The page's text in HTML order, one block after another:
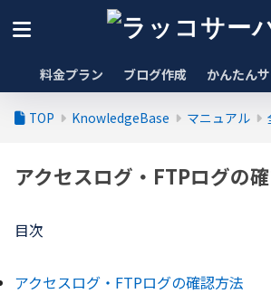
料金プラン ブログ作成 かんたん
TOP KnowledgeBase マニュアル
アクセスログ・FTPログの
目次
アクセスログ・FTPログの確認方法